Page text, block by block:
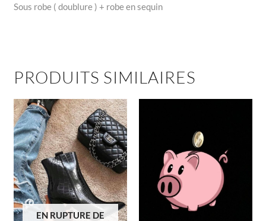
Sous robe ( doublure ) + robe en sequin
PRODUITS SIMILAIRES
EN RUPTURE DE